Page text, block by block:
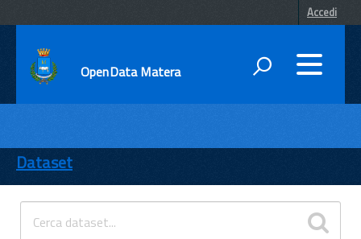
Accedi
OpenData Matera
ENTI
TEMI
INFORMAZIONI
Dataset